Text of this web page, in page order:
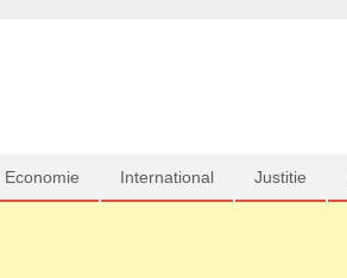
Economie International Justitie